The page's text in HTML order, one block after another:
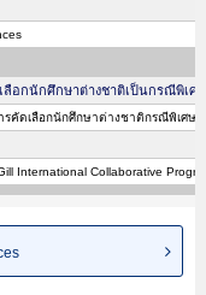
ลือกนักศึกษาต่างชาติเป็นกรณีพิเศษ
รคัดเลือกนักศึกษาต่างชาติกรณีพิเศษ
International Collaborative